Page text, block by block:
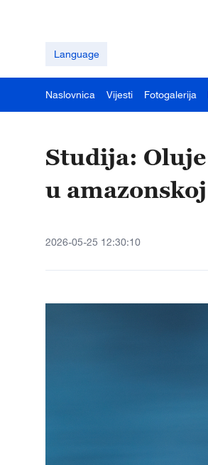
Language
Naslovnica Vijesti Fotogalerija
Studija:
u
2026-05-25 12:30:10